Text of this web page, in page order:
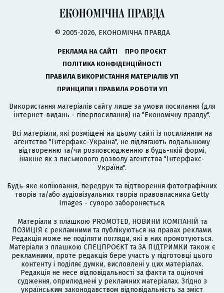
© 2005-2026, ЕКОНОМІЧНА ПРАВДА
РЕКЛАМА НА САЙТІ
ПРО ПРОЄКТ
ПОЛІТИКА КОНФІДЕНЦІЙНОСТІ
ПРАВИЛА ВИКОРИСТАННЯ МАТЕРІАЛІВ УП
ПРИНЦИПИ І ПРАВИЛА РОБОТИ УП
Використання матеріалів сайту лише за умови посилання (для
інтернет-видань - гіперпосилання) на "Економічну правду".
Всі матеріали, які розміщені на цьому сайті із посиланням на
агентство "Інтерфакс-Україна", не підлягають подальшому
відтворенню та/чи розповсюдженню в будь-якій формі,
інакше як з письмового дозволу агентства "Інтерфакс-
Україна".
Будь-яке копіювання, передрук та відтворення фотографічних
творів та/або аудіовізуальних творів правовласника Getty
Images - суворо забороняється.
Матеріали з плашкою PROMOTED, НОВИНИ КОМПАНІЙ та
ПОЗИЦІЯ є рекламними та публікуються на правах реклами.
Редакція може не поділяти погляди, які в них промотуються.
Матеріали з плашкою СПЕЦПРОЄКТ та ЗА ПІДТРИМКИ також є
рекламними, проте редакція бере участь у підготовці цього
контенту і поділяє думки, висловлені у цих матеріалах.
Редакція не несе відповідальності за факти та оціночні
судження, оприлюднені у рекламних матеріалах. Згідно з
українським законодавством відповідальність за зміст